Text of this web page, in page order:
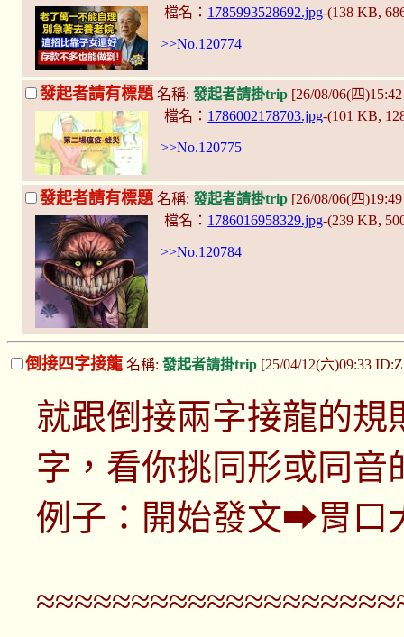
檔名： 1785993528692.jpg-(138 KB,
>>No.120774
發起者請有標題名稱: 發起者請掛trip [26/08/06(四
檔名： 1786002178703.jpg-(101 KB,
>>No.120775
發起者請有標題 名稱: 發起者請掛trip [26/08/06(四
檔名： 1786016958329.jpg-(239 KB,
>>No.120784
倒接四字接龍 名稱: 發起者請掛trip [25/04/12(六)09:33
就跟倒接兩字接龍的
字，看你挑同形或同音
例子：開始發文⮕胃